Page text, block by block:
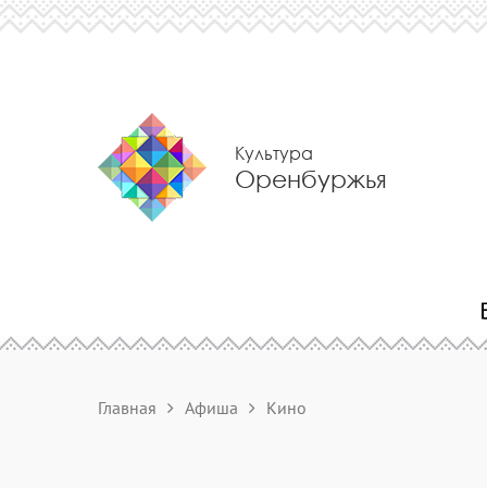
Культура
Оренбуржья
Главная Афиша Кино